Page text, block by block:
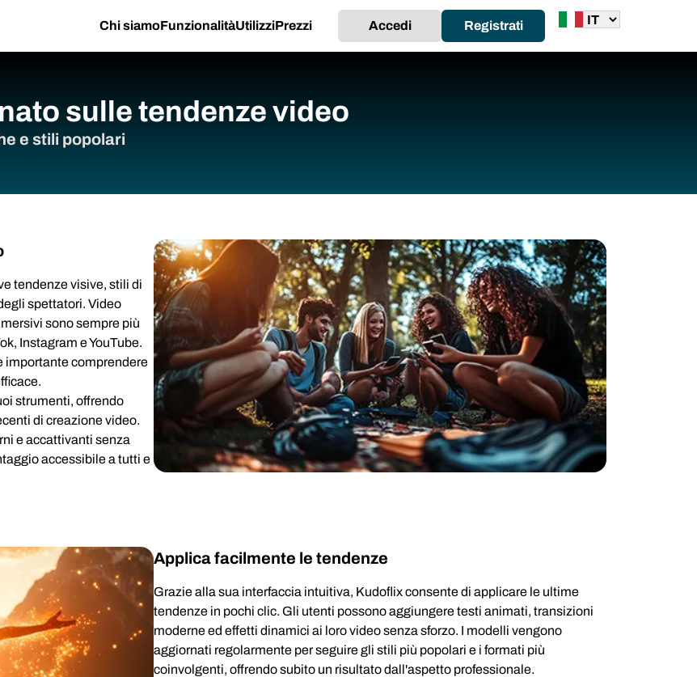
Chi siamoFunzionalitàUtilizziPrezzi Accedi Registrati
sulle tendenze video
e stili popolari
tendenze visive, stili di
spettatori. Video
sono sempre più
Instagram e YouTube.
importante comprendere
strumenti, offrendo
di creazione video.
e accattivanti senza
accessibile a tutti e
Applica facilmente le tendenze
Grazie alla sua interfaccia intuitiva, Kudoflix consente di applicare le ultime
tendenze in pochi clic. Gli utenti possono aggiungere testi animati, transizioni
moderne ed effetti dinamici ai loro video senza sforzo. I modelli vengono
aggiornati regolarmente per seguire gli stili più popolari e i formati più
coinvolgenti, offrendo subito un risultato dall'aspetto professionale.